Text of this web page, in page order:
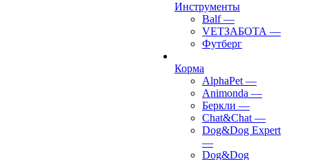
Инструменты
Balf —
VETЗАБОТА —
Футберг
Корма
AlphaPet —
Animonda —
Беркли —
Chat&Chat —
Dog&Dog Expert
—
Dog&Dog